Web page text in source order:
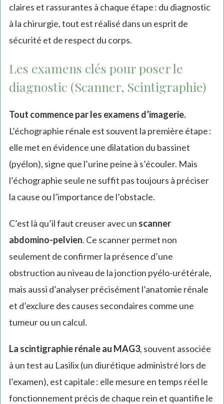
claires et rassurantes à chaque étape : du diagnostic
à la chirurgie, tout est réalisé dans un esprit de
sécurité et de respect du corps.
Les examens clés pour poser le
diagnostic (Scanner, Scintigraphie)
Tout commence par les examens d’imagerie.
L’échographie rénale est souvent la première étape :
elle met en évidence une dilatation du bassinet
(pyélon), signe que l’urine peine à s’écouler. Mais
l’échographie seule ne suffit pas toujours à préciser
la cause ou l’importance de l’obstacle.
C’est là qu’il faut creuser avec un scanner
abdomino-pelvien. Ce scanner permet non
seulement de confirmer la présence d’une
obstruction au niveau de la jonction pyélo-urétérale,
mais aussi d’analyser précisément l’anatomie rénale
et d’exclure des causes secondaires comme une
tumeur ou un calcul.
La scintigraphie rénale au MAG3, souvent associée
à un test au Lasilix (un diurétique administré lors de
l’examen), est capitale : elle mesure en temps réel le
fonctionnement précis de chaque rein et quantifie le